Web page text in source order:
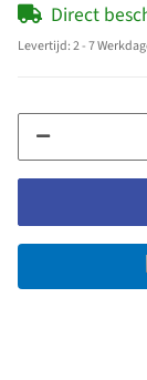
Direct
Levertijd:2 - 7